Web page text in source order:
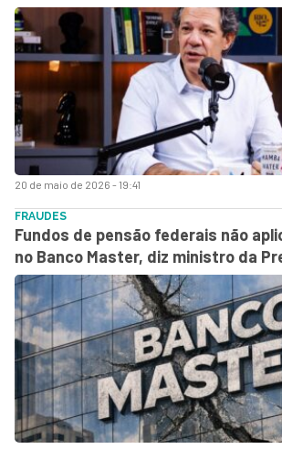
20 de maio de 2026 - 19:41
FRAUDES
Fundos de pensão federais não
no Banco Master, diz ministro da